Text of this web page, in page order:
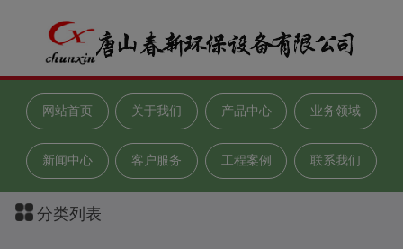
网站首页 关于我们 产品中心 业务领域
新闻中心 客户服务 工程案例 联系我们
分类列表